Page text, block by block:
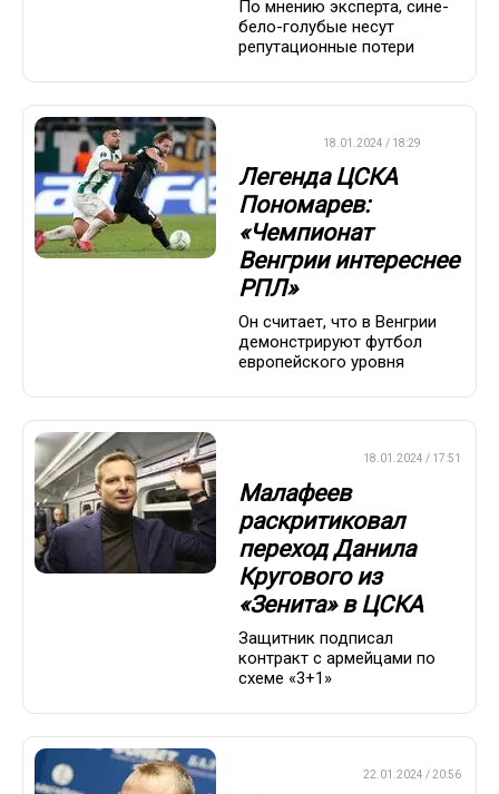
По мнению эксперта, сине-
бело-голубые несут
репутационные потери
18.01.2024 / 18:29
Легенда ЦСКА
Пономарев:
«Чемпионат
Венгрии интереснее
РПЛ»
Он считает, что в Венгрии
демонстрируют футбол
европейского уровня
18.01.2024 / 17:51
Малафеев
раскритиковал
переход Данила
Кругового из
«Зенита» в ЦСКА
Защитник подписал
контракт с армейцами по
схеме «3+1»
22.01.2024 / 20:56